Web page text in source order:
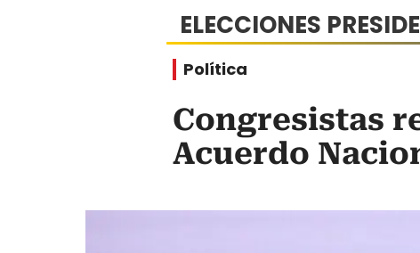
ELECCIONES
Política
Congresistas
Acuerdo